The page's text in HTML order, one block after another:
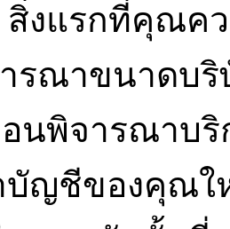
งแรกที่คุณค
รณาขนาดบริ
นพิจารณาบ
บัญชีของคุณ